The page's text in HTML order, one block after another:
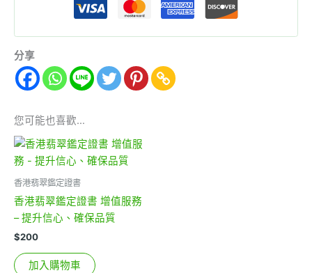
分享
您可能也喜歡…
香港翡翠鑑定證書
香港翡翠鑑定證書 增值服務
– 提升信心、確保品質
$200
加入購物車